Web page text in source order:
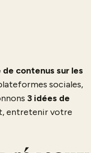
contenus sur les
sociales,
3 idées de
entretenir votre